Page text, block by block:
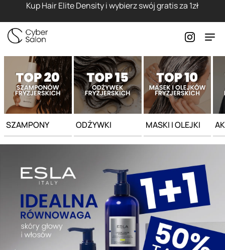
Kup Hair Elite Density i wybierz swój gratis za 1zł
SZAMPONY ODŻYWKI MASKI I OLEJKI
Strona główna - Cyber Salon